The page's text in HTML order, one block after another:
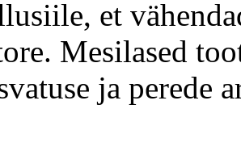
et
Mesilased
ja perede